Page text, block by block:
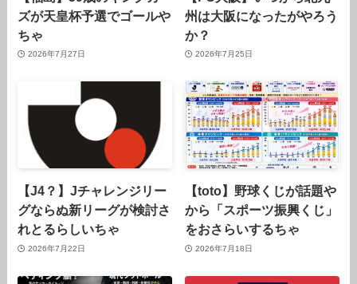
ズが天皇杯予選でゴールや
ちゃ
2026年7月27日
州は大阪になったがやろう
か？
2026年7月25日
【J4？】Jチャレンジリー
グならぬ新リーグが検討さ
れとるらしいちゃ
2026年7月22日
【toto】野球くじが話題や
から「スポーツ振興くじ」
をおさらいするちゃ
2026年7月18日